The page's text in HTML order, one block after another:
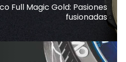
Full Magic Gold: Pasiones
fusionadas